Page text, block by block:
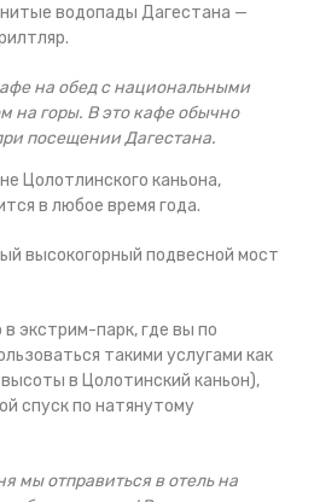
водопады Дагестана —
на обед с национальными
на горы. В это кафе обычно
посещении Дагестана.
Цолотлинского каньона,
в любое время года.
высокогорный подвесной мост
экстрим-парк, где вы по
такими услугами как
в Цолотинский каньон),
спуск по натянутому
мы отправиться в отель на